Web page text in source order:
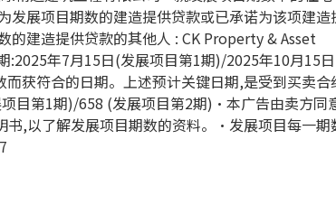
展项目期数的建造提供贷款或已承诺为该项建造
建造提供贷款的其他人 : CK Property & Asset
年7月15日(发展项目第1期)/2025年10月15
获符合的日期。上述预计关键日期,是受到买卖合
目第1期)/658 (发展项目第2期)‧本广告由卖方同
,以了解发展项目期数的资料。‧发展项目每一期